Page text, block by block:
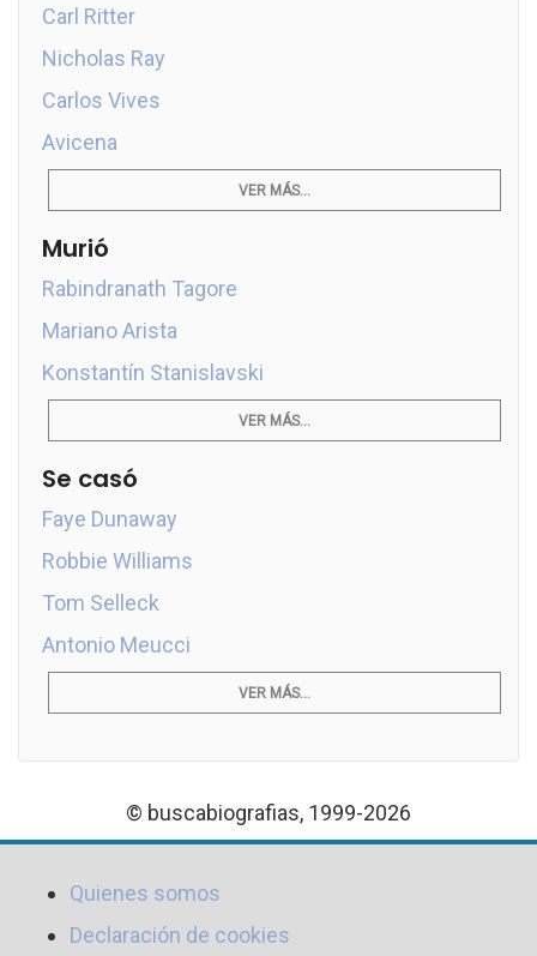
Carl Ritter
Nicholas Ray
Carlos Vives
Avicena
VER MÁS...
Murió
Rabindranath Tagore
Mariano Arista
Konstantín Stanislavski
VER MÁS...
Se casó
Faye Dunaway
Robbie Williams
Tom Selleck
Antonio Meucci
VER MÁS...
© buscabiografias, 1999-2026
Quienes somos
Declaración de cookies